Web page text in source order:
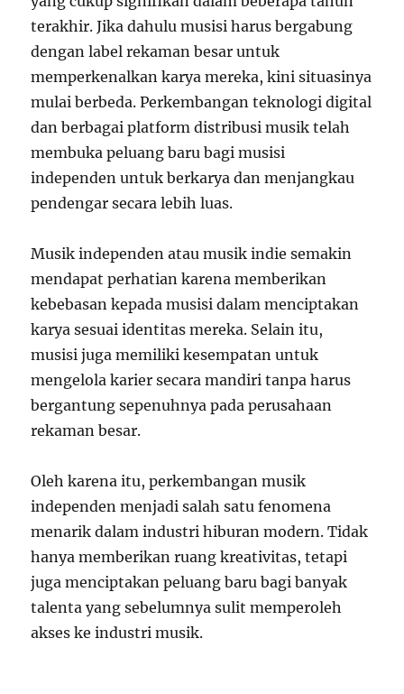
terakhir. Jika dahulu musisi harus bergabung
dengan label rekaman besar untuk
memperkenalkan karya mereka, kini situasinya
mulai berbeda. Perkembangan teknologi digital
dan berbagai platform distribusi musik telah
membuka peluang baru bagi musisi
independen untuk berkarya dan menjangkau
pendengar secara lebih luas.
Musik independen atau musik indie semakin
mendapat perhatian karena memberikan
kebebasan kepada musisi dalam menciptakan
karya sesuai identitas mereka. Selain itu,
musisi juga memiliki kesempatan untuk
mengelola karier secara mandiri tanpa harus
bergantung sepenuhnya pada perusahaan
rekaman besar.
Oleh karena itu, perkembangan musik
independen menjadi salah satu fenomena
menarik dalam industri hiburan modern. Tidak
hanya memberikan ruang kreativitas, tetapi
juga menciptakan peluang baru bagi banyak
talenta yang sebelumnya sulit memperoleh
akses ke industri musik.